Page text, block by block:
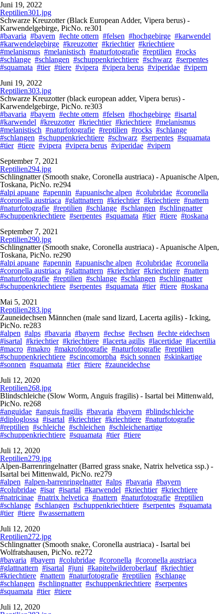
Juni 19, 2022
Reptilien301.jpg
Schwarze Kreuzotter (Black European Adder, Vipera berus) -
Karwendelgebirge, PicNo. re301
#bavaria #bayern #echte ottern #felsen #hochgebirge #karwendel
#karwendelgebirge #kreuzotter #kriechtier #kriechtiere
#melanismus #melanistisch #naturfotografie #reptilien #rocks
#schlange #schlangen #schuppenkriechtiere #schwarz #serpentes
#squamata #tier #tiere #vipera #vipera berus #viperidae #vipern
Juni 19, 2022
Reptilien303.jpg
Schwarze Kreuzotter (black european adder, Vipera berus) -
Karwendelgebirge, PicNo. re303
#bavaria #bayern #echte ottern #felsen #hochgebirge #isartal
#karwendel #kreuzotter #kriechtier #kriechtiere #melanismus
#melanistisch #naturfotografie #reptilien #rocks #schlange
#schlangen #schuppenkriechtiere #schwarz #serpentes #squamata
#tier #tiere #vipera #vipera berus #viperidae #vipern
September 7, 2021
Reptilien294.jpg
Schlingnatter (Smooth snake, Coronella austriaca) - Apuanische Alpen,
Toskana, PicNo. re294
#alpi apuane #apennin #apuanische alpen #colubridae #coronella
#coronella austriaca #glattnattern #kriechtier #kriechtiere #nattern
#naturfotografie #reptilien #schlange #schlangen #schlingnatter
#schuppenkriechtiere #serpentes #squamata #tier #tiere #toskana
September 7, 2021
Reptilien290.jpg
Schlingnatter (Smooth snake, Coronella austriaca) - Apuanische Alpen,
Toskana, PicNo. re290
#alpi apuane #apennin #apuanische alpen #colubridae #coronella
#coronella austriaca #glattnattern #kriechtier #kriechtiere #nattern
#naturfotografie #reptilien #schlange #schlangen #schlingnatter
#schuppenkriechtiere #serpentes #squamata #tier #tiere #toskana
Mai 5, 2021
Reptilien283.jpg
Zauneidechsen Männchen (male sand lizard, Lacerta agilis) - Icking,
PicNo. re283
#alpen #alps #bavaria #bayern #echse #echsen #echte eidechsen
#isartal #kriechtier #kriechtiere #lacerta agilis #lacertidae #lacertilia
#macro #makro #makrofotografie #naturfotografie #reptilien
#schuppenkriechtiere #scincomorpha #sich sonnen #skinkartige
#sonnen #squamata #tier #tiere #zauneidechse
Juli 12, 2020
Reptilien268.jpg
Blindschleiche (Slow Worm, Anguis fragilis) - Isartal bei Mittenwald,
PicNo. re268
#anguidae #anguis fragilis #bavaria #bayern #blindschleiche
#diploglossa #isartal #kriechtier #kriechtiere #naturfotografie
#reptilien #schleiche #schleichen #schleichenartige
#schuppenkriechtiere #squamata #tier #tiere
Juli 12, 2020
Reptilien279.jpg
Alpen-Barrenringelnatter (Barred grass snake, Natrix helvetica ssp.) -
Isartal bei Mittenwald, PicNo. re279
#alpen #alpen-barrenringelnatter #alps #bavaria #bayern
#colubridae #isar #isartal #karwendel #kriechtier #kriechtiere
#natricinae #natrix helvetica #nattern #naturfotografie #reptilien
#schlange #schlangen #schuppenkriechtiere #serpentes #squamata
#tier #tiere #wassernattern
Juli 12, 2020
Reptilien272.jpg
Schlingnatter (Smooth snake, Coronella austriaca) - Isartal bei
Wolfratshausen, PicNo. re272
#bavaria #bayern #colubridae #coronella #coronella austriaca
#glattnattern #isartal #juni #kapitelwilderoberlauf #kriechtier
#kriechtiere #nattern #naturfotografie #reptilien #schlange
#schlangen #schlingnatter #schuppenkriechtiere #serpentes
#squamata #tier #tiere
Juli 12, 2020